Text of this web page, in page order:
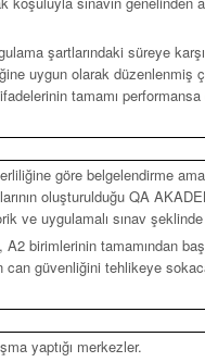
şartlarındaki süreye
uygun olarak düzenlenmiş
tamamı performansa
göre belgelendirme
oluşturulduğu QA
ve uygulamalı sınav şeklinde
birimlerinin tamamından
güvenliğini tehlikeye
yaptığı merkezler.